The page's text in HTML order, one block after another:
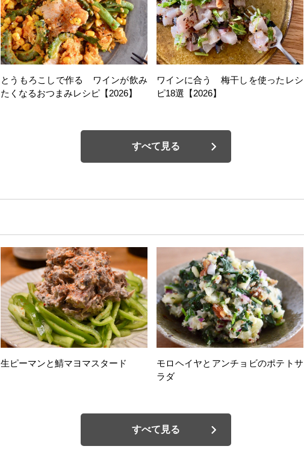
とうもろこしで作る ワインが飲み
たくなるおつまみレシピ【2026】
ワインに合う 梅干しを使ったレシ
ピ18選【2026】
すべて見る
生ピーマンと鯖マヨマスタード
モロヘイヤとアンチョビのポテトサ
ラダ
すべて見る